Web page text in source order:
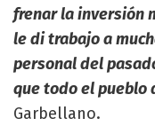
frenar la inversión
le di trabajo a
personal del
que todo el pueblo
Garbellano.